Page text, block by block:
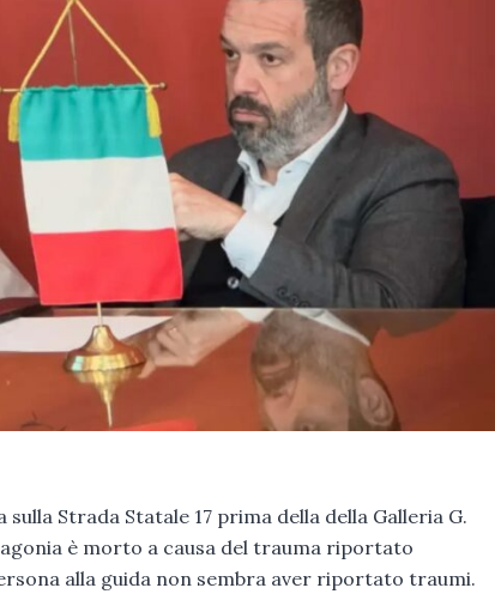
Strada Statale 17 prima della della Galleria G.
è morto a causa del trauma riportato
alla guida non sembra aver riportato traumi.